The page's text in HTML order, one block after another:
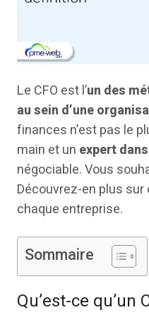
Le CFO est l’un des
au sein d’une
finances n’est pas le
main et un expert
négociable. Vous
Découvrez-en plus
chaque entreprise.
Sommaire
Qu’est-ce qu’un